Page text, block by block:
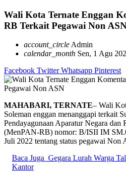
Wali Kota Ternate Enggan
RB Terkait Pegawai Non
account_circleAdmin
calendar_month Sen, 1 Agu
Facebook Twitter Whatsapp Pinterest
MAHABARI, TERNATE– Wali
Soleman enggan menanggapi terkait
Pendayagunaan Aparatur Negara dan
(MenPAN-RB) nomor: B/ISII IM
Juli 2022 tentang status pegawai Non
Baca Juga Gegara Lurah Warga
Kantor